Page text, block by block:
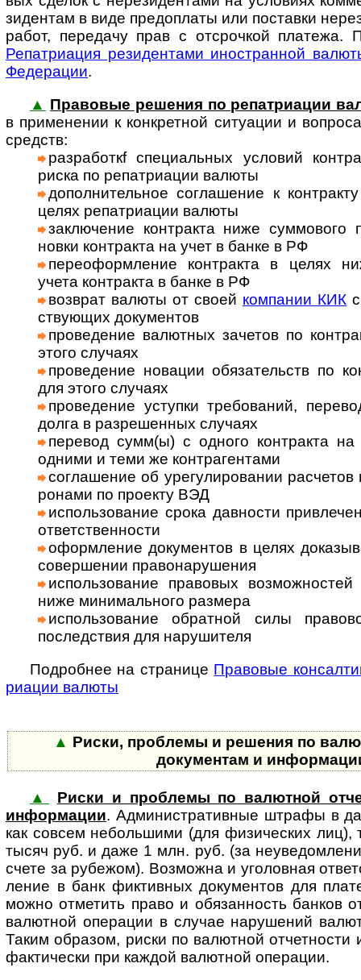
зиден­там в виде предо­платы или поста­вки
работ, пере­дачу прав с отсроч­кой пла­тежа.
Репат­риа­ция рези­ден­тами ино­ст­ран­ной
Феде­рации.
▲ Правовые решения по репатриации
в при­мене­нии к кон­к­рет­ной ситу­ации и
средств:
раз­ра­бо­ткf спе­ци­а­ль­ных ус­ло­вий
риска по репат­риа­ции валюты
допол­ни­тель­ное сог­лаше­ние к
целях репат­риа­ции валюты
заклю­чение конт­ракта ниже
новки конт­ракта на учет в банке в РФ
пере­оформ­ле­ние конт­ракта в целях
учета конт­ракта в банке в РФ
возв­рат валюты от своей ком­па­нии КИК
ству­ющих доку­мен­тов
прове­дение валют­ных заче­тов по
этого слу­чаях
прове­дение новации обязательств по
для этого слу­чаях
прове­дение уступки требований,
долга в раз­ре­шен­ных слу­чаях
перевод сумм(ы) с одного контракта на
одними и теми же контр­агентами
соглашение об урегулировании
ро­нами по про­екту ВЭД
использование срока дав­но­сти
ответ­ст­вен­но­сти
оформ­ле­ние доку­мен­тов в целях
совер­ше­нии право­нару­ше­ния
исполь­зо­ва­ние пра­во­вых
ниже мини­маль­ного раз­мера
исполь­зова­ние обрат­ной силы
послед­ствия для нару­ши­теля
Подробнее на странице Право­вые
риа­ции валюты
▲ Риски, проблемы и решения по
документам и
▲
Риски и проблемы по валютной
информации. Админи­стра­тив­ные штра­фы в
как сов­сем неболь­шими (для физи­чес­ких лиц),
тысяч руб. и даже 1 млн. руб. (за
счете за рубе­жом). Воз­можна и уго­лов­ная
ление в банк фикт­ив­ных доку­мен­тов для
можно отме­тить право и обя­зан­ность бан­ков
валют­ной опе­ра­ции в слу­чае нару­шений
Таким обра­зом, риски по валют­ной отчет­ности
факти­чески при каж­дой валют­ной опе­рации.